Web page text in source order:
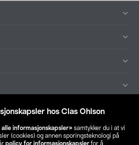
hos Clas Ohlson
informasjonskapsler» samtykker du i at vi
(cookies) og annen sporingsteknologi på
policy for informasjonskapsler for å
Finn din butikk